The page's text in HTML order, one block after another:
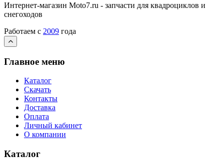
Интернет-магазин Moto7.ru - запчасти для квадроциклов и
снегоходов
Работаем c 2009 года
Главное меню
Каталог
Скачать
Контакты
Доставка
Оплата
Личный кабинет
О компании
Каталог